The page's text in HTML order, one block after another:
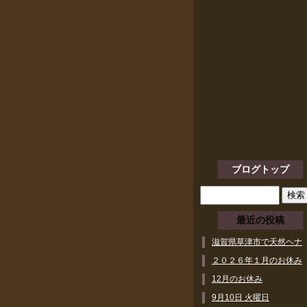
ブログトップ
最近の投稿
滋賀県草津市で天然ヘナ
２０２６年１月のお休み
12月のお休み
9月10日 火曜日